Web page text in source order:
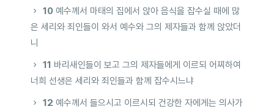
10예수께서 마태의 집에서 앉아 음식을 잡수실 때에 많
은 세리와 죄인들이 와서 예수와 그의 제자들과 함께 앉았더
니
11 바리새인들이 보고 그의 제자들에게 이르되 어찌하여
너희 선생은 세리와 죄인들과 함께 잡수시느냐
12 예수께서 들으시고 이르시되 건강한 자에게는 의사가